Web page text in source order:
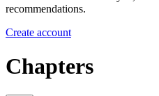
recommendations.
Create account
Chapters